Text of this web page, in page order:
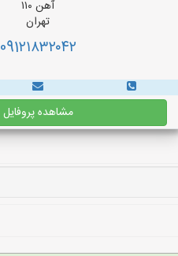
آهن ۱۱۰
تهران
091۲۱۸۳۲۰۴۲
مشاهده پروفایل